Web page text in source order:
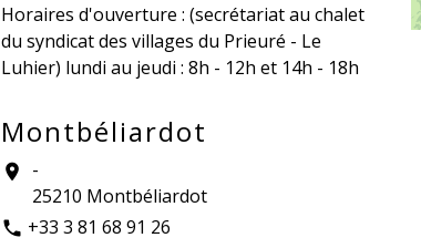
Horaires d'ouverture : (secrétariat au chalet
du syndicat des villages du Prieuré - Le
Luhier) lundi au jeudi : 8h - 12h et 14h - 18h
Montbéliardot
location_on
-
25210 Montbéliardot
phone +33 3 81 68 91 26